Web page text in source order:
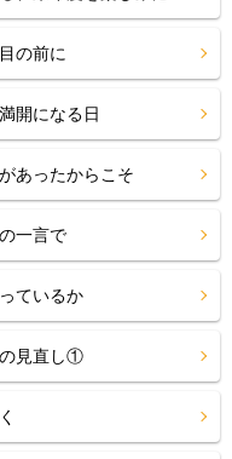
の前に
開になる日
あったからこそ
一言で
ているか
見直し①